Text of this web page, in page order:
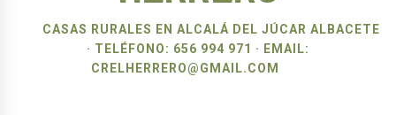
CASAS RURALES EN ALCALÁ DEL JÚCAR ALBACETE
· TELÉFONO: 656 994 971 · EMAIL:
CRELHERRERO@GMAIL.COM